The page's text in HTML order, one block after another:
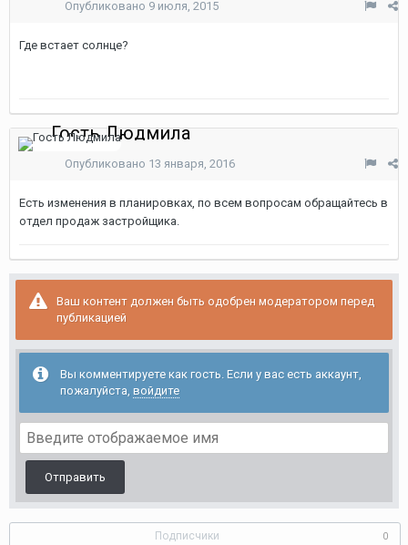
Опубликовано 9 июля, 2015
Где встает солнце?
Гость Людмила
Опубликовано 13 января, 2016
Есть изменения в планировках, по всем вопросам обращайтесь в
отдел продаж застройщика.
Ваш контент должен быть одобрен модератором перед
публикацией
Вы комментируете как гость. Если у вас есть аккаунт,
пожалуйста, войдите
Отправить
Подписчики 0